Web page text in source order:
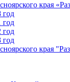
края
год
год
год
год
края